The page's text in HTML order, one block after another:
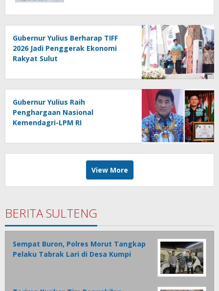
Gubernur Yulius Berharap TIFF
2026 Jadi Penggerak Ekonomi
Rakyat Sulut
Gubernur Yulius Raih
Penghargaan Nasional
Kemendagri-LPM RI
View More
BERITA SULTENG
Sempat Buron, Polres Morut Tangkap
Pelaku Tabrak Lari di Desa Kumpi